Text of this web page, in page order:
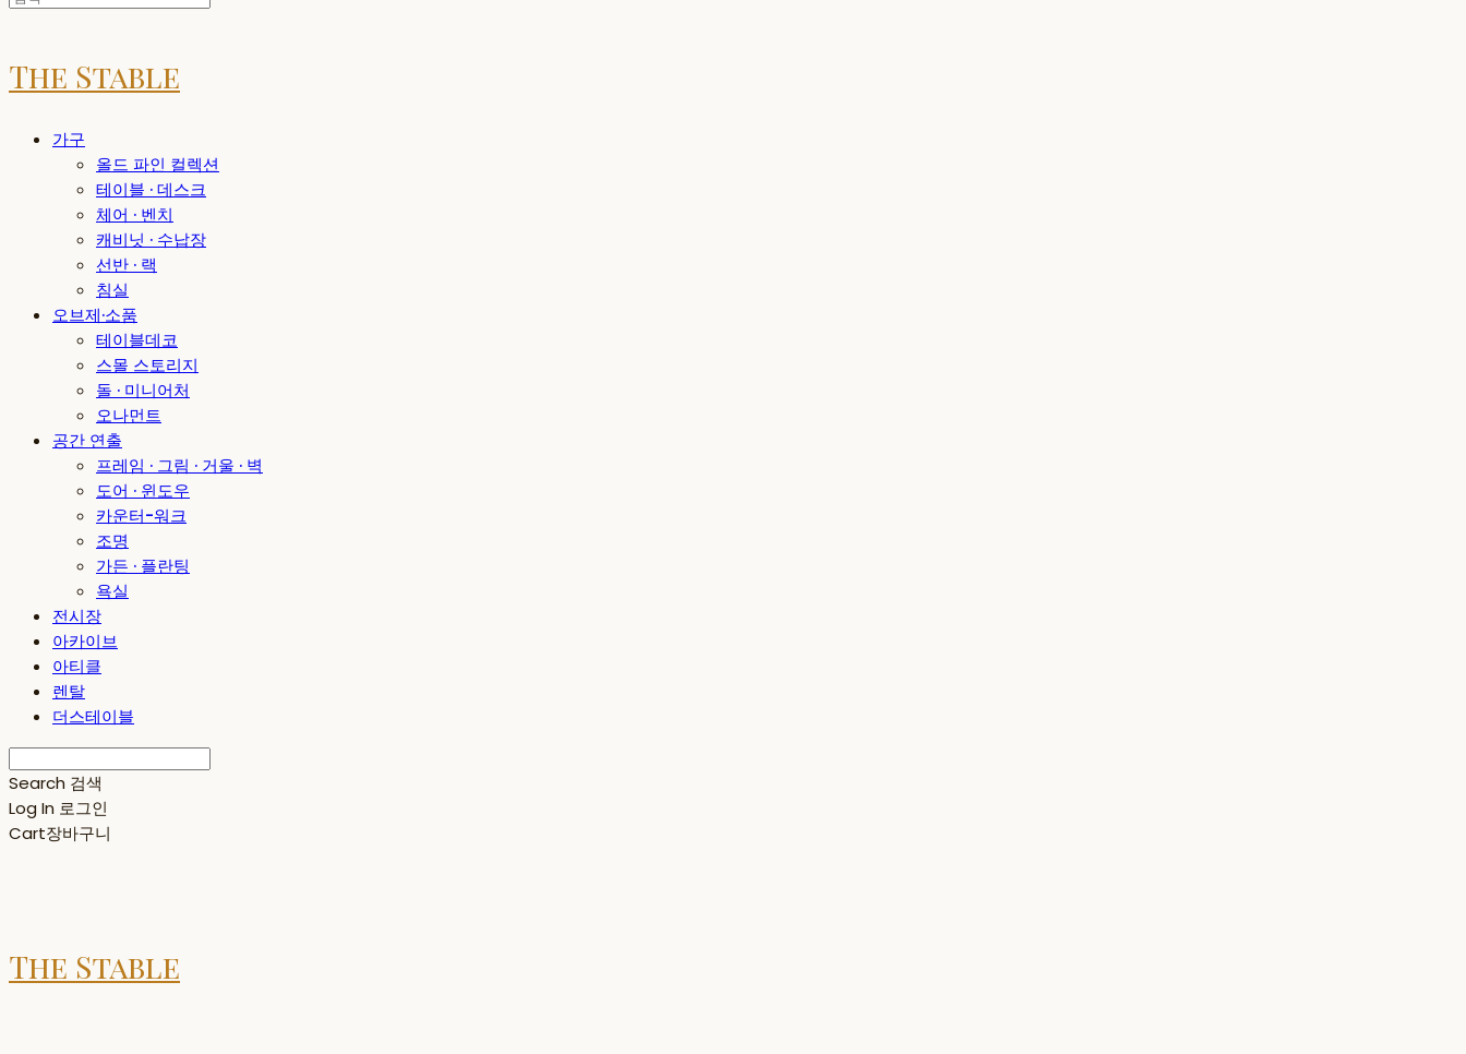
The Stable
가구
올드 파인 컬렉션
테이블 · 데스크
체어 · 벤치
캐비닛 · 수납장
선반 · 랙
침실
오브제·소품
테이블데코
스몰 스토리지
돌 · 미니어처
오나먼트
공간 연출
프레임 · 그림 · 거울 · 벽
도어 · 윈도우
카운터-워크
조명
가든 · 플란팅
욕실
전시장
아카이브
아티클
렌탈
더스테이블
Search 검색
Log In 로그인
Cart장바구니
The Stable